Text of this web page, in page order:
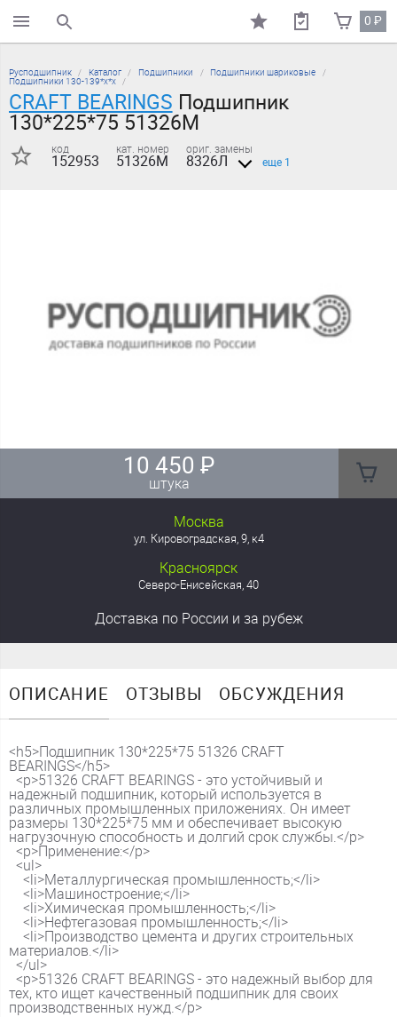
поиск по каталогу 0₽
Русподшипник Каталог Подшипники Подшипники шариковые
Подшипники 130-139*х*х
CRAFT BEARINGS Подшипник
130*225*75 51326M
код
152953
кат. номер
51326M
ориг. замены
8326Л еще 1
10 450₽
штука
Москва
ул. Кировоградская, 9, к4
Красноярск
Северо-Енисейская, 40
Доставка по России и за рубеж
ОПИСАНИЕ ОТЗЫВЫ ОБСУЖДЕНИЯ
<h5>Подшипник 130*225*75 51326 CRAFT
BEARINGS</h5>
<p>51326 CRAFT BEARINGS - это устойчивый и
надежный подшипник, который используется в
различных промышленных приложениях. Он имеет
размеры 130*225*75 мм и обеспечивает высокую
нагрузочную способность и долгий срок службы.</p>
<p>Применение:</p>
<ul>
<li>Металлургическая промышленность;</li>
<li>Машиностроение;</li>
<li>Химическая промышленность;</li>
<li>Нефтегазовая промышленность;</li>
<li>Производство цемента и других строительных
материалов.</li>
</ul>
<p>51326 CRAFT BEARINGS - это надежный выбор для
тех, кто ищет качественный подшипник для своих
производственных нужд.</p>